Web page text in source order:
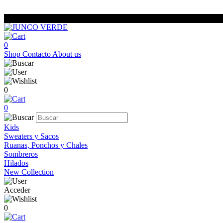
0
Shop Contacto About us
0
0
Kids
Sweaters y Sacos
Ruanas, Ponchos y Chales
Sombreros
Hilados
New Collection
Acceder
0